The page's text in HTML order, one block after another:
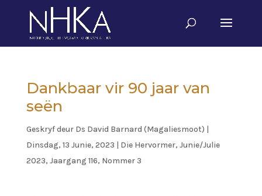
Dankbaar vir 90 jaar van
seën
Geskryf deur Ds David Barnard (Magaliesmoot) |
Dinsdag, 13 Junie, 2023 | Die Hervormer, Junie/Julie
2023, Jaargang 116, Nommer 3